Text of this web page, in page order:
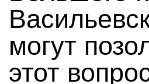
могут
этот